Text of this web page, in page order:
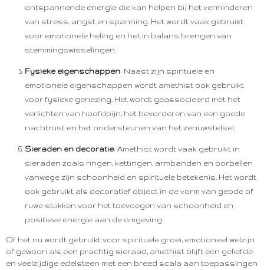
ontspannende energie die kan helpen bij het verminderen
van stress, angst en spanning. Het wordt vaak gebruikt
voor emotionele heling en het in balans brengen van
stemmingswisselingen.
Fysieke eigenschappen: Naast zijn spirituele en
emotionele eigenschappen wordt amethist ook gebruikt
voor fysieke genezing. Het wordt geassocieerd met het
verlichten van hoofdpijn, het bevorderen van een goede
nachtrust en het ondersteunen van het zenuwstelsel.
Sieraden en decoratie: Amethist wordt vaak gebruikt in
sieraden zoals ringen, kettingen, armbanden en oorbellen
vanwege zijn schoonheid en spirituele betekenis. Het wordt
ook gebruikt als decoratief object in de vorm van geode of
ruwe stukken voor het toevoegen van schoonheid en
positieve energie aan de omgeving.
Of het nu wordt gebruikt voor spirituele groei, emotioneel welzijn
of gewoon als een prachtig sieraad, amethist blijft een geliefde
en veelzijdige edelsteen met een breed scala aan toepassingen